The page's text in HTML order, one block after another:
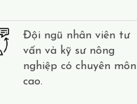
Đội ngũ nhân viên tư
vấn và kỹ sư nông
nghiệp có chuyên môn
cao.